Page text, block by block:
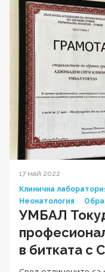
17 май 2022
Клинична
Неонатология
УМБАЛ
в битката с